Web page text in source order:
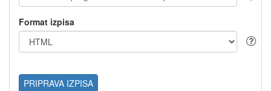
Format izpisa
PRIPRAVA IZPISA